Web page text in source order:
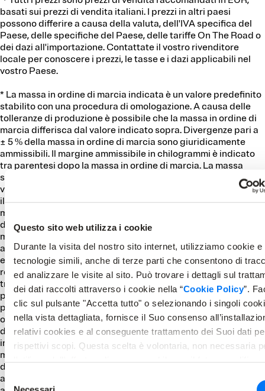
Questo sito web utilizza i cookie
Durante la visita del nostro sito internet, utilizziamo cookie e
tecnologie simili, anche di terze parti che consentono di
ed analizzare le visite al sito. Può trovare i dettagli sul
dei dati raccolti attraverso i cookie nella “Cookie Policy”.
clic sul pulsante "Accetta tutto" o selezionando i singoli
nella vista dettagliata, fornisce il Suo consenso
relativi cookies e al conseguente trattamento dei Suoi dati
rispettivi scopi. Questa scelta è volontaria, non necessaria
nella nostra Cookie Policy.
Selezione
basati sui prezzi di vendita italiani. I prezzi in altri paesi
possono differire a causa della valuta, dell'IVA specifica del
Paese, delle specifiche del Paese, delle tariffe On The Road o
dei dazi all'importazione. Contattate il vostro rivenditore
locale per conoscere i prezzi, le tasse e i dazi applicabili nel
vostro Paese.
* La massa in ordine di marcia indicata è un valore predefinito
stabilito con una procedura di omologazione. A causa delle
tolleranze di produzione è possibile che la massa in ordine di
marcia differisca dal valore indicato sopra. Divergenze pari a
± 5 % della massa in ordine di marcia sono giuridicamente
ammissibili. Il margine ammissibile in chilogrammi è indicato
tra parentesi dopo la massa in ordine di marcia. La massa
specificata dal produttore per la dotazione opzionale è un
valore calcolato per il tipo e la pianta, con cui LAIKA definisce
il peso massimo disponibile per la dotazione opzionale
montata in fabbrica. La limitazione della dotazione opzionale
dovrebbe garantire che la massa utile minima, vale a dire la
massa libera prescritta per legge per i bagagli e per gli
accessori installati a posteriori, nei veicoli forniti da LAIKA sia
effettivamente disponibile anche per il carico utile. Il peso
reale del veicolo franco fabbrica può essere determinato solo
tramite pesatura alla fine della linea di montaggio. Se dalla
pesatura, in casi eccezionali, dovesse risultare che l'effettiva
possibilità di carico, nonostante la limitazione della dotazione
opzionale, supera la massa utile minima in seguito a una
divergenza di peso ammissibile, prima di fornire il veicolo,
insieme a Lei e al rivenditore, controlliamo se ad es.
maggiorare la portata, ridurre i posti a sedere o eliminare la
dotazione opzionale. La massa massima tecnicamente
ammissibile del veicolo e la massa massima tecnicamente